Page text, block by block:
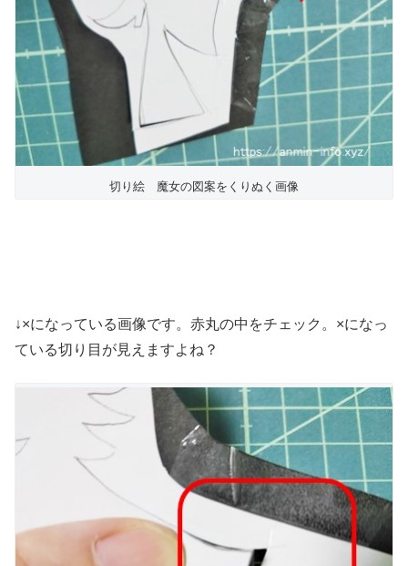
切り絵 魔女の図案をくりぬく画像
↓×になっている画像です。赤丸の中をチェック。×になっ
ている切り目が見えますよね？